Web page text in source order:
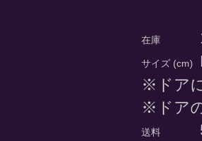
在庫
サイズ (cm)
※ドア
※ドア
送料